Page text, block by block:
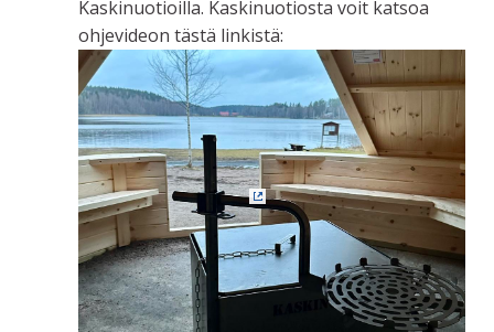
Kaskinuotioilla. Kaskinuotiosta voit katsoa
ohjevideon tästä linkistä:
(Ulkoinen linkki)